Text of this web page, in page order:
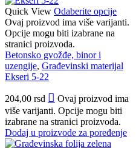
Quick View Odaberite opcije
Ovaj proizvod ima više varijanti.
Opcije mogu biti izabrane na
stranici proizvoda.
Betonsko gvožđe, binor i
uzengije, Građevinski materijal
Ekseri 5-22
204,00 rsd
Ovaj proizvod ima
više varijanti. Opcije mogu biti
izabrane na stranici proizvoda.
Dodaj u proizvode za poređenje